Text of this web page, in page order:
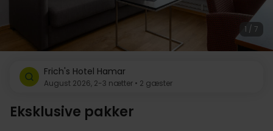
1 / 7
Frich's Hotel Hamar
August 2026, 2-3 nætter • 2 gæster
Eksklusive pakker